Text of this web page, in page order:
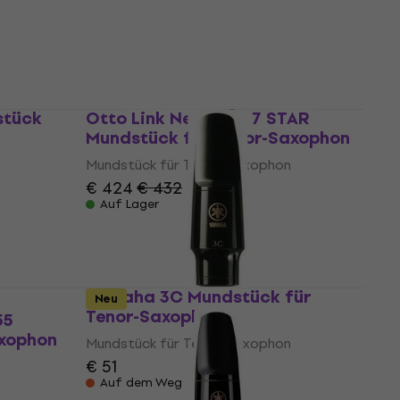
Otto Link New York 7 STAR
Mundstück für Tenor-Saxophon
Mundstück für Tenor-Saxophon
€ 424€ 432
Auf Lager
Yamaha 3C Mundstück für
Tenor-Saxophon
Mundstück für Tenor-Saxophon
€ 51
Auf dem Weg
Neu